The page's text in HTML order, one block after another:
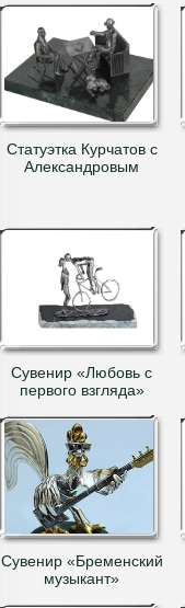
Статуэтка Курчатов с
Александровым
Сувенир «Любовь с
первого взгляда»
Сувенир «Бременский
музыкант»